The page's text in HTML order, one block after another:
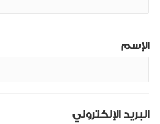
الإسم
البريد الإلكتروني